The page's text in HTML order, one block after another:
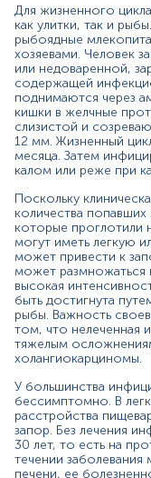
длительном течении
увеличение печени,
снижение аппетита,
температура.
Выявление яиц
содержимом
золотым
гельминтами.
Поэтому для
определение IgG в
анализ имеет
простотой
Показания к
наличие
заподозрить
температуры,
увеличение
коже);
других
симптомами
скрининговое
группам риска
профессий).
Причины повышения
Для жизненного
как улитки, так и
рыбоядные
хозяевами. Человек
или недоваренной,
содержащей
поднимаются через
кишки в желчные
слизистой и
12 мм. Жизненный
месяца. Затем
калом или реже при
Поскольку
количества
которые проглотили
могут иметь легкую
может привести к
может размножаться
высокая
быть достигнута
рыбы. Важность
том, что нелеченная
тяжелым
холангиокарциномы.
У большинства
бессимптомно. В
расстройства
запор. Без лечения
30 лет, то есть на
течении заболевания
печени, ее